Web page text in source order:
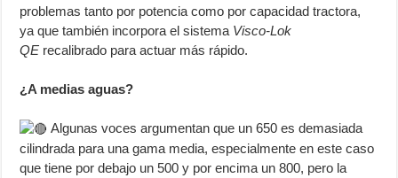
problemas tanto por potencia como por capacidad tractora,
ya que también incorpora el sistema Visco-Lok
QE recalibrado para actuar más rápido.
¿A medias aguas?
Algunas voces argumentan que un 650 es demasiada
cilindrada para una gama media, especialmente en este caso
que tiene por debajo un 500 y por encima un 800, pero la